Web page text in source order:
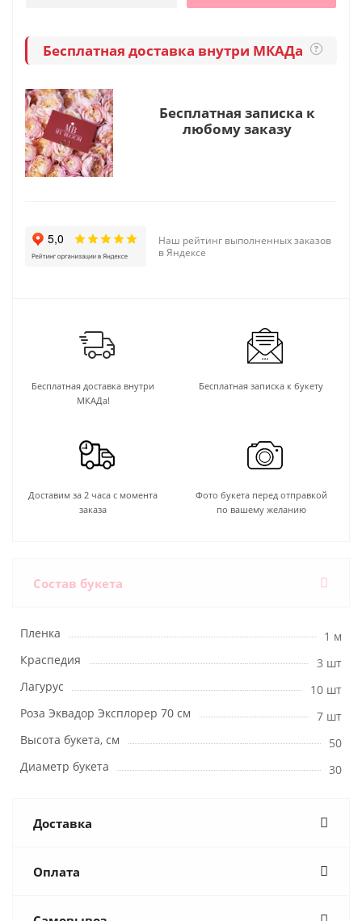
Бесплатная доставка внутри МКАДа ?
Бесплатная записка к
любому заказу
Наш рейтинг выполненных заказов
в Яндексе
Бесплатная доставка внутри
МКАДа!
Бесплатная записка к букету
Доставим за 2 часа с момента
заказа
Фото букета перед отправкой
по вашему желанию
Состав букета
Пленка
1 м
Краспедия
3 шт
Лагурус
10 шт
Роза Эквадор Эксплорер 70 см
7 шт
Высота букета, см
50
Диаметр букета
30
Доставка
Оплата